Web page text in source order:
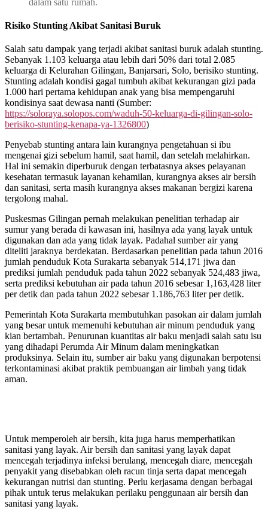
Risiko Stunting Akibat Sanitasi Buruk
Salah satu dampak yang terjadi akibat sanitasi buruk adalah stunting.
Sebanyak 1.103 keluarga atau lebih dari 50% dari total 2.085
keluarga di Kelurahan Gilingan, Banjarsari, Solo, berisiko stunting.
Stunting adalah kondisi gagal tumbuh akibat kekurangan gizi pada
1.000 hari pertama kehidupan anak yang bisa mempengaruhi
kondisinya saat dewasa nanti (Sumber:
https://soloraya.solopos.com/waduh-50-keluarga-di-gilingan-solo-
berisiko-stunting-kenapa-ya-1326800)
Penyebab stunting antara lain kurangnya pengetahuan si ibu
mengenai gizi sebelum hamil, saat hamil, dan setelah melahirkan.
Hal ini semakin diperburuk dengan terbatasnya akses pelayanan
kesehatan termasuk layanan kehamilan, kurangnya akses air bersih
dan sanitasi, serta masih kurangnya akses makanan bergizi karena
tergolong mahal.
Puskesmas Gilingan pernah melakukan penelitian terhadap air
sumur yang berada di kawasan ini, hasilnya ada yang layak untuk
digunakan dan ada yang tidak layak. Padahal sumber air yang
diteliti jaraknya berdekatan. Berdasarkan penelitian pada tahun 2016
jumlah penduduk Kota Surakarta sebanyak 514,171 jiwa dan
prediksi jumlah penduduk pada tahun 2022 sebanyak 524,483 jiwa,
serta prediksi kebutuhan air pada tahun 2016 sebesar 1,163,428 liter
per detik dan pada tahun 2022 sebesar 1.186,763 liter per detik.
Pemerintah Kota Surakarta membutuhkan pasokan air dalam jumlah
yang besar untuk memenuhi kebutuhan air minum penduduk yang
kian bertambah. Penurunan kuantitas air baku menjadi salah satu isu
yang dihadapi Perumda Air Minum dalam meningkatkan
produksinya. Selain itu, sumber air baku yang digunakan berpotensi
terkontaminasi akibat praktik pembuangan air limbah yang tidak
aman.
Untuk memperoleh air bersih, kita juga harus memperhatikan
sanitasi yang layak. Air bersih dan sanitasi yang layak dapat
mencegah terjadinya infeksi berulang, mencegah diare, mencegah
penyakit yang disebabkan oleh racun tinja serta dapat mencegah
kekurangan nutrisi dan stunting. Perlu kerjasama dengan berbagai
pihak untuk terus melakukan perilaku penggunaan air bersih dan
sanitasi yang layak.